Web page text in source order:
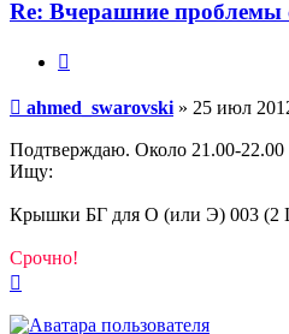
Re: Вчерашние проблемы
Сообщение
ahmed_swarovski » 25 июл
Подтверждаю. Около 21.00-22.00
Ищу:
Крышки БГ для О (или Э) 003 (2
Срочно!
началу